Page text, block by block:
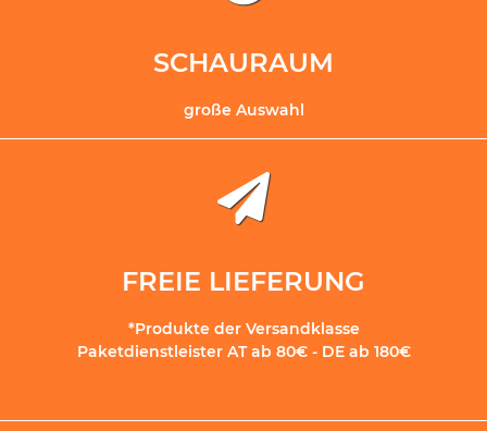
SCHAURAUM
große Auswahl
FREIE LIEFERUNG
*Produkte der Versandklasse
Paketdienstleister AT ab 80€ - DE ab 180€